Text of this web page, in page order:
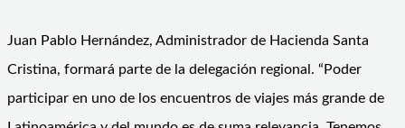
Juan Pablo Hernández, Administrador de Hacienda Santa
Cristina, formará parte de la delegación regional. “Poder
participar en uno de los encuentros de viajes más grande de